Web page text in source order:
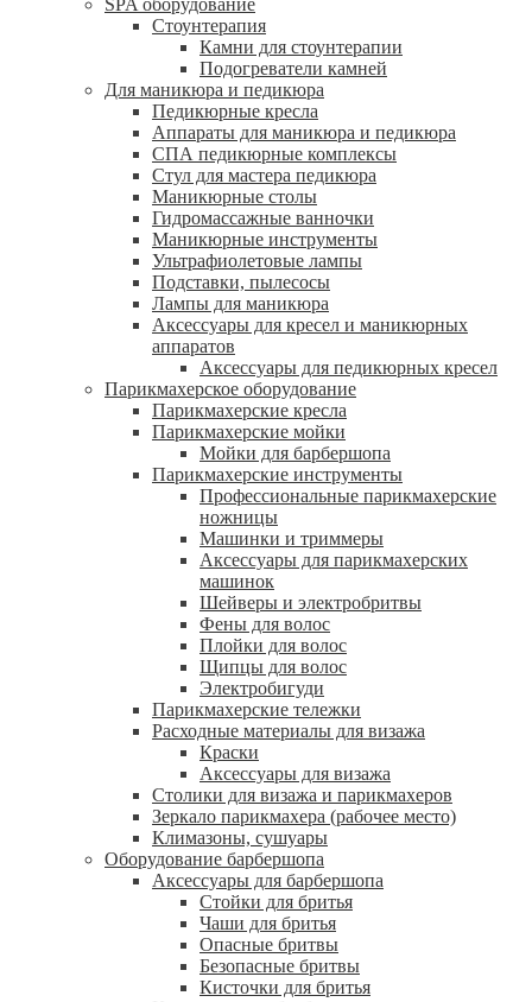
SPA оборудование
Стоунтерапия
Камни для стоунтерапии
Подогреватели камней
Для маникюра и педикюра
Педикюрные кресла
Аппараты для маникюра и педикюра
СПА педикюрные комплексы
Стул для мастера педикюра
Маникюрные столы
Гидромассажные ванночки
Маникюрные инструменты
Ультрафиолетовые лампы
Подставки, пылесосы
Лампы для маникюра
Аксессуары для кресел и маникюрных
аппаратов
Аксессуары для педикюрных кресел
Парикмахерское оборудование
Парикмахерские кресла
Парикмахерские мойки
Мойки для барбершопа
Парикмахерские инструменты
Профессиональные парикмахерские
ножницы
Машинки и триммеры
Аксессуары для парикмахерских
машинок
Шейверы и электробритвы
Фены для волос
Плойки для волос
Щипцы для волос
Электробигуди
Парикмахерские тележки
Расходные материалы для визажа
Краски
Аксессуары для визажа
Столики для визажа и парикмахеров
Зеркало парикмахера (рабочее место)
Климазоны, сушуары
Оборудование барбершопа
Аксессуары для барбершопа
Стойки для бритья
Чаши для бритья
Опасные бритвы
Безопасные бритвы
Кисточки для бритья